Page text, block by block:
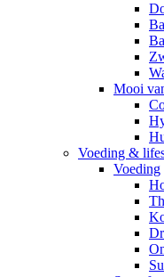
Mooi
Voeding &
Voeding